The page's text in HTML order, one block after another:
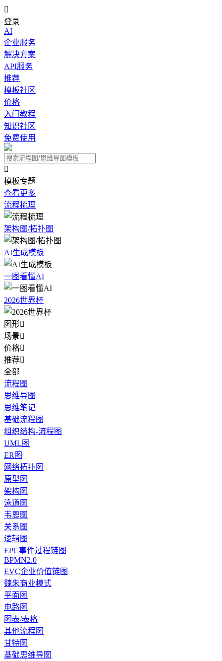

登录
AI
企业服务
解决方案
API服务
推荐
模板社区
价格
入门教程
知识社区
免费使用

模板专题
查看更多
流程梳理
架构图/拓扑图
AI生成模板
一图看懂AI
2026世界杯
图形
场景
价格
推荐
全部
流程图
思维导图
思维笔记
基础流程图
组织结构-流程图
UML图
ER图
网络拓扑图
原型图
架构图
泳道图
韦恩图
关系图
逻辑图
EPC事件过程链图
BPMN2.0
EVC企业价值链图
魏朱商业模式
平面图
电路图
图表/表格
其他流程图
甘特图
基础思维导图